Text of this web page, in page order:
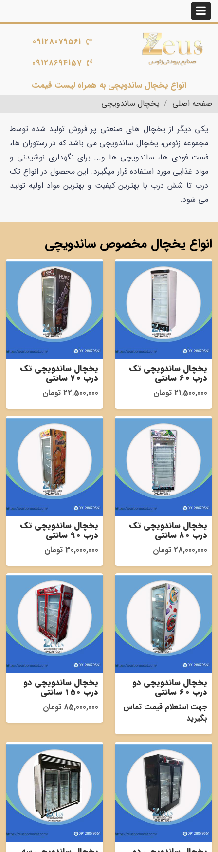
انواع یخچال ساندویچی به همراه لیست قیمت
09128079561
09128694157
صفحه اصلی یخچال ساندویچی
یکی دیگر از یخچال های صنعتی پر فروش تولید شده توسط
مجموعه زئوس، یخچال ساندویچی می باشد که در رستوران ها،
فست فودی ها، ساندویچی ها و... برای نگهداری نوشیدنی و
مواد غذایی مورد استفاده قرار میگیرد. این محصول در انواع تک
درب تا شش درب با بهترین کیفیت و بهترین مواد اولیه تولید
می شود.
انواع یخچال مخصوص ساندویچی
یخچال ساندویچی تک
درب 60 سانتی
21,500,000 تومان
یخچال ساندویچی تک
درب 70 سانتی
22,500,000 تومان
یخچال ساندویچی تک
درب 80 سانتی
28,000,000 تومان
یخچال ساندویچی تک
درب 90 سانتی
30,000,000 تومان
یخچال ساندویچی دو
درب 60 سانتی
جهت استعلام قیمت تماس
بگیرید
یخچال ساندویچی دو
درب 150 سانتی
85,000,000 تومان